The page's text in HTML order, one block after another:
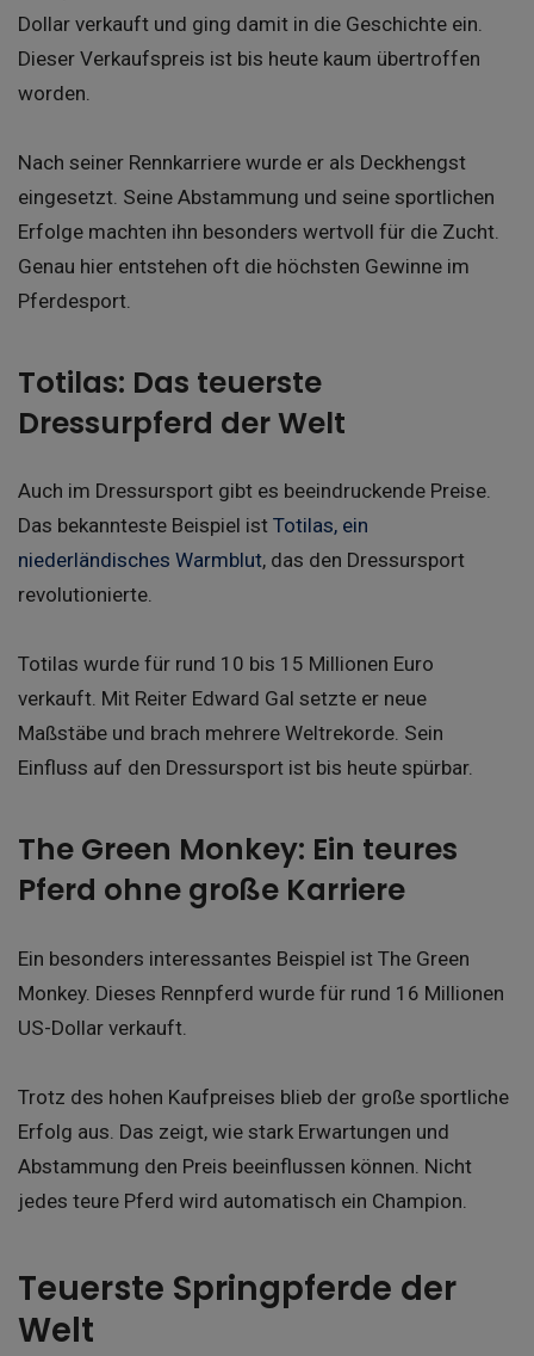
Dollar verkauft und ging damit in die Geschichte ein.
Dieser Verkaufspreis ist bis heute kaum übertroffen
worden.
Nach seiner Rennkarriere wurde er als Deckhengst
eingesetzt. Seine Abstammung und seine sportlichen
Erfolge machten ihn besonders wertvoll für die Zucht.
Genau hier entstehen oft die höchsten Gewinne im
Pferdesport.
Totilas: Das teuerste
Dressurpferd der Welt
Auch im Dressursport gibt es beeindruckende Preise.
Das bekannteste Beispiel ist Totilas, ein
niederländisches Warmblut, das den Dressursport
revolutionierte.
Totilas wurde für rund 10 bis 15 Millionen Euro
verkauft. Mit Reiter Edward Gal setzte er neue
Maßstäbe und brach mehrere Weltrekorde. Sein
Einfluss auf den Dressursport ist bis heute spürbar.
The Green Monkey: Ein teures
Pferd ohne große Karriere
Ein besonders interessantes Beispiel ist The Green
Monkey. Dieses Rennpferd wurde für rund 16 Millionen
US-Dollar verkauft.
Trotz des hohen Kaufpreises blieb der große sportliche
Erfolg aus. Das zeigt, wie stark Erwartungen und
Abstammung den Preis beeinflussen können. Nicht
jedes teure Pferd wird automatisch ein Champion.
Teuerste Springpferde der
Welt